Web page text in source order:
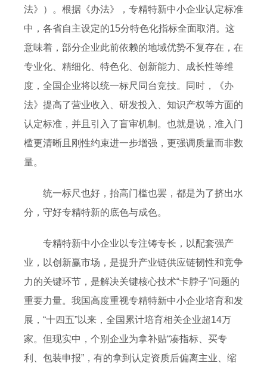
法》）。根据《办法》，专精特新中小企业认定标准
中，各省自主设定的15分特色化指标全面取消。这
意味着，部分企业此前依赖的地域优势不复存在，在
专业化、精细化、特色化、创新能力、成长性等维
度，全国企业将以统一标尺同台竞技。同时，《办
法》提高了营业收入、研发投入、知识产权等方面的
认定标准，并且引入了盲审机制。也就是说，准入门
槛更清晰且刚性约束进一步增强，更强调质量而非数
量。
统一标尺也好，抬高门槛也罢，都是为了挤出水
分，守好专精特新的底色与成色。
专精特新中小企业以专注铸专长，以配套强产
业，以创新赢市场，是提升产业链供应链韧性和竞争
力的关键环节，是解决关键核心技术“卡脖子”问题的
重要力量。我国高度重视专精特新中小企业培育和发
展，“十四五”以来，全国累计培育相关企业超14万
家。但现实中，个别企业为拿补贴“凑指标、买专
利、包装申报”，有的拿到认定资质后偏离主业、缩